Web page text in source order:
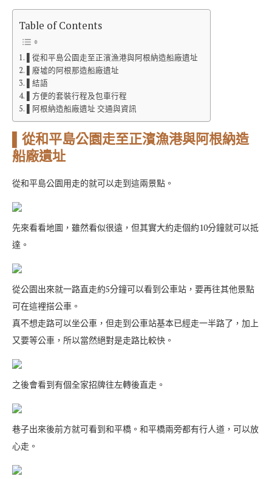
Table of Contents
▌從和平島公園走至正濱漁港與阿根納造船廠遺址
▌廢墟的阿根那造船廠遺址
▌結語
▌方便的套裝行程及包車行程
▌阿根納造船廠遺址 交通與資訊
▌從和平島公園走至正濱漁港與阿根納造
船廠遺址
從和平島公園用走的就可以走到這兩景點。
先來看看地圖，雖然看似很遠，但其實大約走個約10分鐘就可以抵
達。
從公園出來就一路直走約5分鐘可以看到公車站，要再往其他景點
可在這裡搭公車。
真不想走路可以坐公車，但走到公車站基本已經走一半路了，加上
又要等公車，所以當然絕對是走路比較快。
之後會看到有個全家招牌往左轉後直走。
巷子出來後前方就可看到和平橋。和平橋兩旁都有行人道，可以放
心走。